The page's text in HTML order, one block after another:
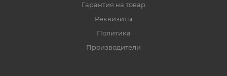
Гарантия на товар
Реквизиты
Политика
Производители